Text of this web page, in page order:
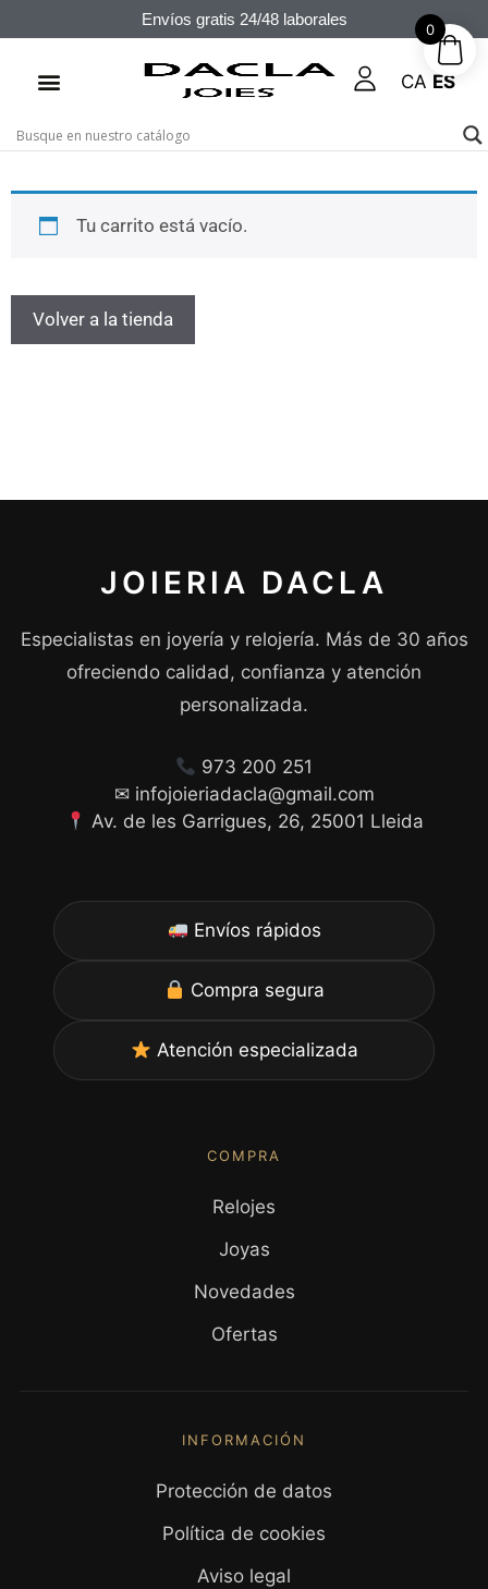
Envíos gratis 24/48 laborales
CA ES
Tu carrito está vacío.
Volver a la tienda
JOIERIA DACLA
Especialistas en joyería y relojería. Más de 30 años
ofreciendo calidad, confianza y atención
personalizada.
973 200 251
✉ infojoieriadacla@gmail.com
Av. de les Garrigues, 26, 25001 Lleida
Envíos rápidos
Compra segura
Atención especializada
COMPRA
Relojes
Joyas
Novedades
Ofertas
INFORMACIÓN
Protección de datos
Política de cookies
Aviso legal
0